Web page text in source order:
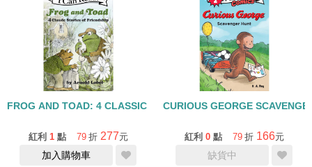
FROG AND TOAD: 4 CLASSIC STORIES OF FRIENDSHIP/I CAN
紅利 1 點 79 折 277元
加入購物車
CURIOUS GEORGE
紅利 0 點 79 折 166元
缺貨中